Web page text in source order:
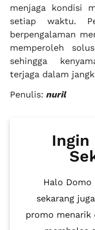
menjaga kondisi
setiap waktu.
berpengalaman
memperoleh
sehingga
terjaga dalam
Penulis: nuril
Ingin
Halo Domo
sekarang
promo menarik